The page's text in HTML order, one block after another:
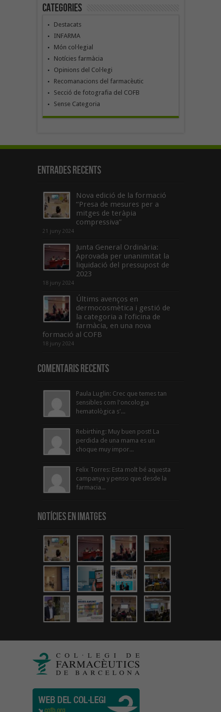
Categories
Destacats
INFARMA
Món col·legial
Notícies farmàcia
Opinions del Col·legi
Recomanacions del farmacèutic
Secció de fotografia del COFB
Sense Categoria
Entrades recents
Nova edició de la formació
“Presa de mesures per a
mitges de teràpia
compressiva”
21 juny 2024
Junta General Ordinària:
Aprovada per unanimitat la
liquidació del pressupost de
2023
18 juny 2024
Últims avenços en
dermocosmètica i gestió de
la categoria a l’oficina de
farmàcia, en una nova
formació al COFB
18 juny 2024
Comentaris Recents
Paula Luglin: Crec que temes tan
sensibles com l'oncologia
hematològica s'...
Rebirthing: Muy buen post! La
perdida de una mama es un
choque muy impor...
Felix Torres: Esta molt bé aquesta
campanya y penso que desde la
farmacia...
Notícies en Imatges